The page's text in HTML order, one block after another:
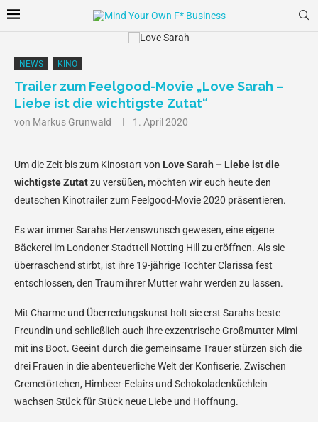
NEWS KINO
Trailer zum Feelgood-Movie „Love Sarah –
Liebe ist die wichtigste Zutat“
von Markus Grunwald 1. April 2020
Um die Zeit bis zum Kinostart von Love Sarah – Liebe ist die
wichtigste Zutatzu versüßen, möchten wir euch heute den
deutschen Kinotrailer zum Feelgood-Movie 2020 präsentieren.
Es war immer Sarahs Herzenswunsch gewesen, eine eigene
Bäckerei im Londoner Stadtteil Notting Hill zu eröffnen. Als sie
überraschend stirbt, ist ihre 19-jährige Tochter Clarissa fest
entschlossen, den Traum ihrer Mutter wahr werden zu lassen.
Mit Charme und Überredungskunst holt sie erst Sarahs beste
Freundin und schließlich auch ihre exzentrische Großmutter Mimi
mit ins Boot. Geeint durch die gemeinsame Trauer stürzen sich die
drei Frauen in die abenteuerliche Welt der Konfiserie. Zwischen
Cremetörtchen, Himbeer-Eclairs und Schokoladenküchlein
wachsen Stück für Stück neue Liebe und Hoffnung.